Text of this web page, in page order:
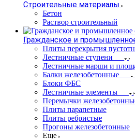
Строительные материалы
Бетон
Раствор строительный
Гражданское и
Плиты перекрытия
Лестничные ступени
Лестничные марши и
Балки железобетонные
Блоки ФБС
Лестничные элементы
Перемычки
Плиты парапетные
Плиты ребристые
Прогоны железобетонные
Еще